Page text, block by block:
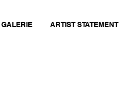
GALERIE ARTIST STATEMENT